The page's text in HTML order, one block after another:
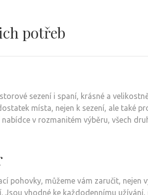
potřeb
sezení i spaní, krásné a
místa, nejen k sezení, ale také
v rozmanitém výběru, všech
pohovky, můžeme vám zaručit, nejen
vhodné ke každodennímu užívání,